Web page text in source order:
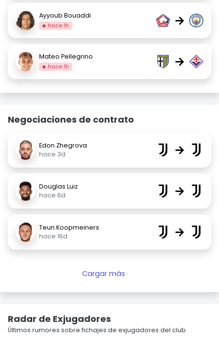
Ayyoub Bouaddi
hace 1h →
Mateo Pellegrino
hace 1h →
Negociaciones de contrato
Edon Zhegrova
hace 3d
→
Douglas Luiz
hace 6d
→
Teun Koopmeiners
hace 16d
→
Cargar más
Radar de Exjugadores
Últimos rumores sobre fichajes de exjugadores del club.